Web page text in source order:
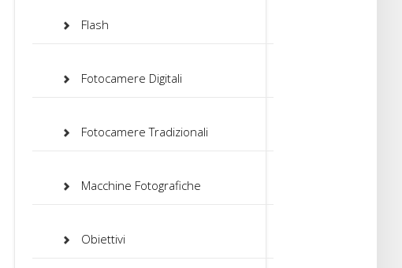
Flash
Fotocamere Digitali
Fotocamere Tradizionali
Macchine Fotografiche
Obiettivi